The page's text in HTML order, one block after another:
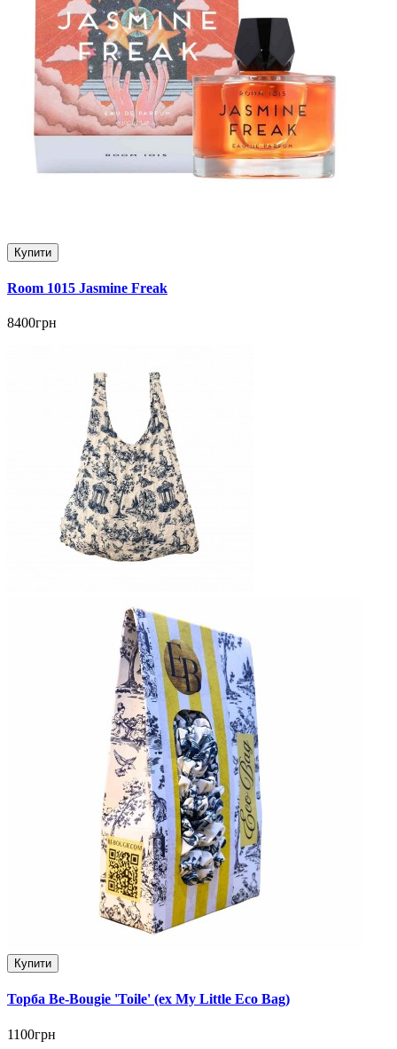
Купити
Room 1015 Jasmine Freak
8400грн
Купити
Торба Be-Bougie 'Toile' (ex My Little Eco Bag)
1100грн